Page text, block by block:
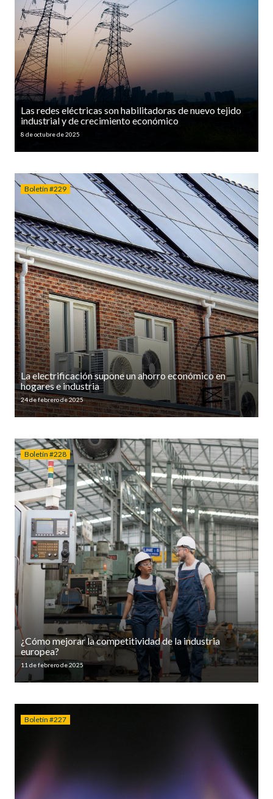
Las redes eléctricas son habilitadoras de nuevo tejido
industrial y de crecimiento económico
8 de octubre de 2025
Boletín #229
La electrificación supone un ahorro económico en
hogares e industria
24 de febrero de 2025
Boletín #228
¿Cómo mejorar la competitividad de la industria
europea?
11 de febrero de 2025
Boletín #227